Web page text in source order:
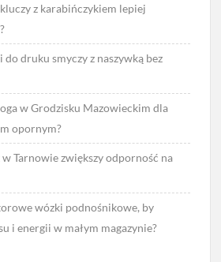
z karabińczykiem lepiej
druku smyczy z naszywką bez
w Grodzisku Mazowieckim dla
opornym?
Tarnowie zwiększy odporność na
wózki podnośnikowe, by
i energii w małym magazynie?